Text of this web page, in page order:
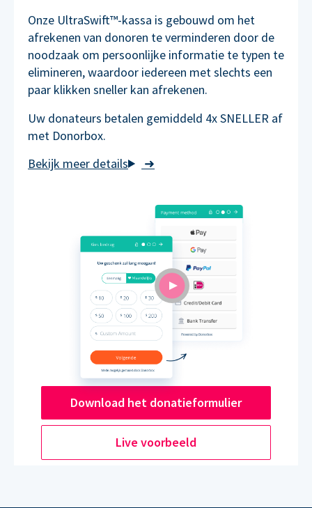
➜
Onze UltraSwift™-kassa is gebouwd om het
afrekenen van donoren te verminderen door de
noodzaak om persoonlijke informatie te typen te
elimineren, waardoor iedereen met slechts een
paar klikken sneller kan afrekenen.
Uw donateurs betalen gemiddeld 4x SNELLER af
met Donorbox.
Download het donatieformulier
Live voorbeeld